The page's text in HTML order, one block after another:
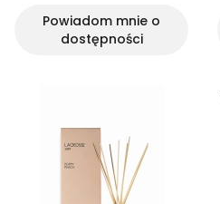
Powiadom mnie o
dostępności